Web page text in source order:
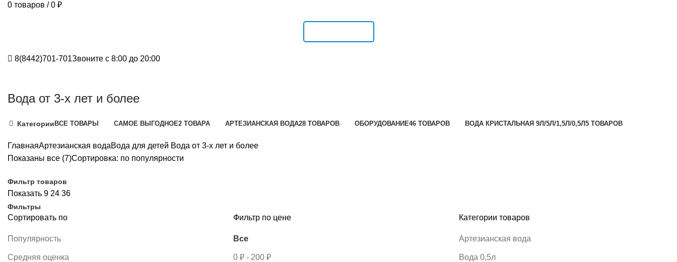
0 товаров / 0 ₽
8(8442)701-701Звоните с 8:00 до 20:00
Вода от 3-х лет и более
Категории ВСЕ ТОВАРЫ САМОЕ ВЫГОДНОЕ2 ТОВАРА АРТЕЗИАНСКАЯ ВОДА28 ТОВАРОВ ОБОРУДОВАНИЕ46 ТОВАРОВ ВОДА КРИСТАЛЬНАЯ 9Л/5Л/1,5Л/0,5Л5 ТОВАРОВ
ГлавнаяАртезианская водаВода для детей Вода от 3-х лет и более
Показаны все (7)Сортировка: по популярности
Фильтр товаров
Показать 9 24 36
Фильтры
Сортировать по
Популярность
Средняя оценка
Фильтр по цене
Все
0 ₽ - 200 ₽
Категории товаров
Артезианская вода
Вода 0,5л